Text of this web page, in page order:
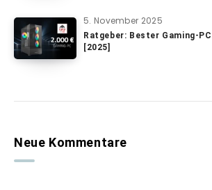
5. November 2025
Ratgeber: Bester Gaming-
[2025]
Neue Kommentare